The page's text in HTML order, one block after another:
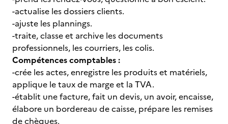
-actualise les dossiers clients.
-ajuste les plannings.
-traite, classe et archive les documents
professionnels, les courriers, les colis.
Compétences comptables :
-crée les actes, enregistre les produits et matériels,
applique le taux de marge et la TVA.
-établit une facture, fait un devis, un avoir, encaisse,
élabore un bordereau de caisse, prépare les remises
de chèques.